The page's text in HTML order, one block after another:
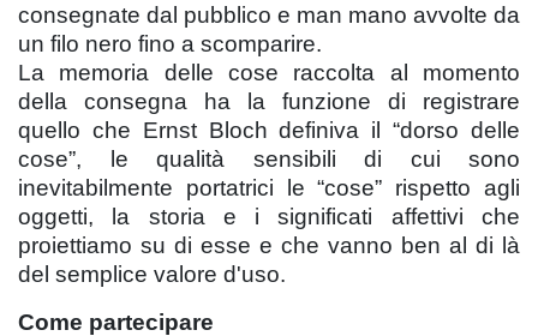
consegnate dal pubblico e man mano avvolte da
un filo nero fino a scomparire.
La memoria delle cose raccolta al momento
della consegna ha la funzione di registrare
quello che Ernst Bloch definiva il “dorso delle
cose”, le qualità sensibili di cui sono
inevitabilmente portatrici le “cose” rispetto agli
oggetti, la storia e i significati affettivi che
proiettiamo su di esse e che vanno ben al di là
del semplice valore d'uso.
Come partecipare